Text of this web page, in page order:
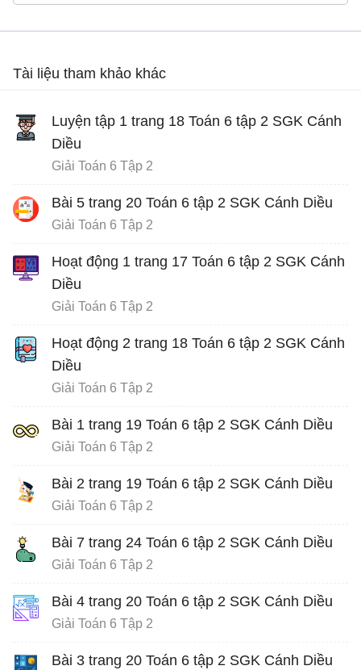
Tài liệu tham khảo khác
Luyện tập 1 trang 18 Toán 6 tập 2 SGK Cánh
Diều
Giải Toán 6 Tập 2
Bài 5 trang 20 Toán 6 tập 2 SGK Cánh Diều
Giải Toán 6 Tập 2
Hoạt động 1 trang 17 Toán 6 tập 2 SGK Cánh
Diều
Giải Toán 6 Tập 2
Hoạt động 2 trang 18 Toán 6 tập 2 SGK Cánh
Diều
Giải Toán 6 Tập 2
Bài 1 trang 19 Toán 6 tập 2 SGK Cánh Diều
Giải Toán 6 Tập 2
Bài 2 trang 19 Toán 6 tập 2 SGK Cánh Diều
Giải Toán 6 Tập 2
Bài 7 trang 24 Toán 6 tập 2 SGK Cánh Diều
Giải Toán 6 Tập 2
Bài 4 trang 20 Toán 6 tập 2 SGK Cánh Diều
Giải Toán 6 Tập 2
Bài 3 trang 20 Toán 6 tập 2 SGK Cánh Diều